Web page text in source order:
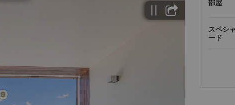
部屋
スペシ
ード